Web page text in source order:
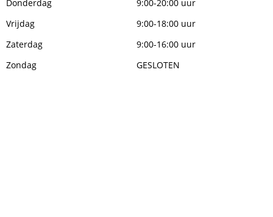
Donderdag
9:00-20:00 uur
Vrijdag
9:00-18:00 uur
Zaterdag
9:00-16:00 uur
Zondag
GESLOTEN